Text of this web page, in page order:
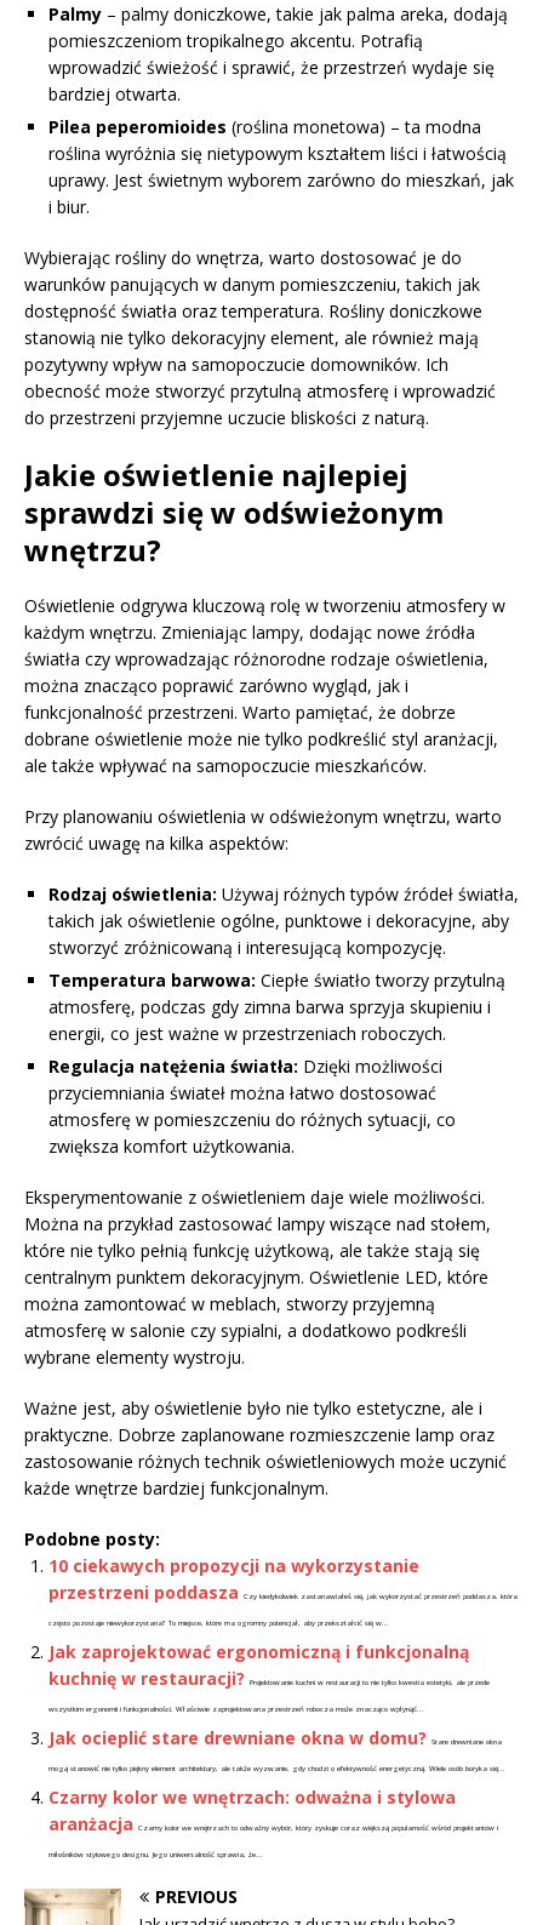
Palmy – palmy doniczkowe, takie jak palma areka, dodają
pomieszczeniom tropikalnego akcentu. Potrafią
wprowadzić świeżość i sprawić, że przestrzeń wydaje się
bardziej otwarta.
Pilea peperomioides (roślina monetowa) – ta modna
roślina wyróżnia się nietypowym kształtem liści i łatwością
uprawy. Jest świetnym wyborem zarówno do mieszkań, jak
i biur.
Wybierając rośliny do wnętrza, warto dostosować je do
warunków panujących w danym pomieszczeniu, takich jak
dostępność światła oraz temperatura. Rośliny doniczkowe
stanowią nie tylko dekoracyjny element, ale również mają
pozytywny wpływ na samopoczucie domowników. Ich
obecność może stworzyć przytulną atmosferę i wprowadzić
do przestrzeni przyjemne uczucie bliskości z naturą.
Jakie oświetlenie najlepiej
sprawdzi się w odświeżonym
wnętrzu?
Oświetlenie odgrywa kluczową rolę w tworzeniu atmosfery w
każdym wnętrzu. Zmieniając lampy, dodając nowe źródła
światła czy wprowadzając różnorodne rodzaje oświetlenia,
można znacząco poprawić zarówno wygląd, jak i
funkcjonalność przestrzeni. Warto pamiętać, że dobrze
dobrane oświetlenie może nie tylko podkreślić styl aranżacji,
ale także wpływać na samopoczucie mieszkańców.
Przy planowaniu oświetlenia w odświeżonym wnętrzu, warto
zwrócić uwagę na kilka aspektów:
Rodzaj oświetlenia: Używaj różnych typów źródeł światła,
takich jak oświetlenie ogólne, punktowe i dekoracyjne, aby
stworzyć zróżnicowaną i interesującą kompozycję.
Temperatura barwowa: Ciepłe światło tworzy przytulną
atmosferę, podczas gdy zimna barwa sprzyja skupieniu i
energii, co jest ważne w przestrzeniach roboczych.
Regulacja natężenia światła: Dzięki możliwości
przyciemniania świateł można łatwo dostosować
atmosferę w pomieszczeniu do różnych sytuacji, co
zwiększa komfort użytkowania.
Eksperymentowanie z oświetleniem daje wiele możliwości.
Można na przykład zastosować lampy wiszące nad stołem,
które nie tylko pełnią funkcję użytkową, ale także stają się
centralnym punktem dekoracyjnym. Oświetlenie LED, które
można zamontować w meblach, stworzy przyjemną
atmosferę w salonie czy sypialni, a dodatkowo podkreśli
wybrane elementy wystroju.
Ważne jest, aby oświetlenie było nie tylko estetyczne, ale i
praktyczne. Dobrze zaplanowane rozmieszczenie lamp oraz
zastosowanie różnych technik oświetleniowych może uczynić
każde wnętrze bardziej funkcjonalnym.
Podobne posty:
10 ciekawych propozycji na wykorzystanie
przestrzeni poddasza
Czy kiedykolwiek zastanawiałeś się, jak wykorzystać przestrzeń poddasza, która
często pozostaje niewykorzystana? To miejsce, które ma ogromny potencjał, aby przekształcić się w...
Jak zaprojektować ergonomiczną i funkcjonalną
kuchnię w restauracji?
Projektowanie kuchni w restauracji to nie tylko kwestia estetyki, ale przede
wszystkim ergonomii i funkcjonalności. Właściwie zaprojektowana przestrzeń robocza może znacząco wpłynąć...
Jak ocieplić stare drewniane okna w domu? Stare drewniane okna
mogą stanowić nie tylko piękny element architektury, ale także wyzwanie, gdy chodzi o efektywność energetyczną. Wiele osób boryka się...
Czarny kolor we wnętrzach: odważna i stylowa
aranżacja
Czarny kolor we wnętrzach to odważny wybór, który zyskuje coraz większą popularność wśród projektantów i
miłośników stylowego designu. Jego uniwersalność sprawia, że...
PREVIOUS